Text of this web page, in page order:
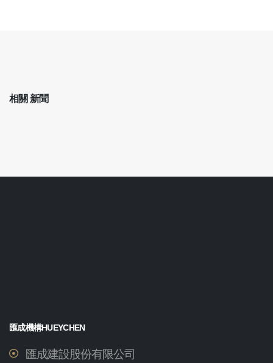
相關 新聞
匯成機構HUEYCHEN
匯成建設股份有限公司